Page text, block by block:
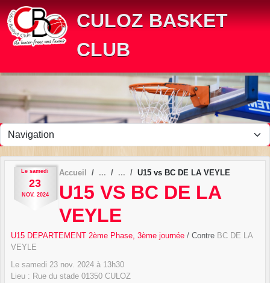
CULOZ BASKET
CLUB
Le samedi
23
NOV. 2024
Accueil U15 vs BC DE LA VEYLE
U15 VS BC DE LA
VEYLE
U15 DEPARTEMENT 2ème Phase, 3ème journée / Contre BC DE LA
VEYLE
Le samedi 23 nov. 2024 à 13h30
Lieu : Rue du stade 01350 CULOZ
Panneau de gestion des cookies